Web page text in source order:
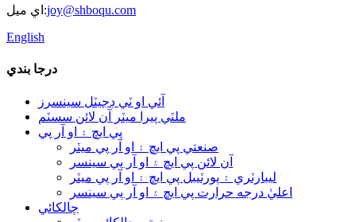
اي ميل:joy@shboqu.com
English
درجا بندي
آئي او ٽي ڊجيٽل سينسرز
ملٽي پيرا ميٽر آن لائن سسٽم
پي ايڇ ۽ او آر پي
صنعتي پي ايڇ ۽ او آر پي ميٽر
آن لائن پي ايڇ ۽ او آر پي سينسر
ليبارٽري ۽ پورٽيبل پي ايڇ ۽ او آر پي ميٽر
اعليٰ درجه حرارت پي ايڇ ۽ او آر پي سينسر
چالکائي